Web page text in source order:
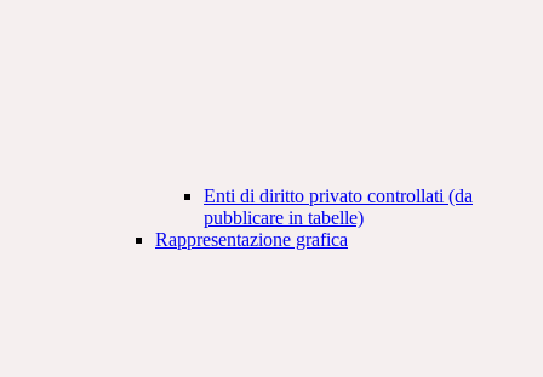
Enti di diritto privato controllati (da
pubblicare in tabelle)
Rappresentazione grafica